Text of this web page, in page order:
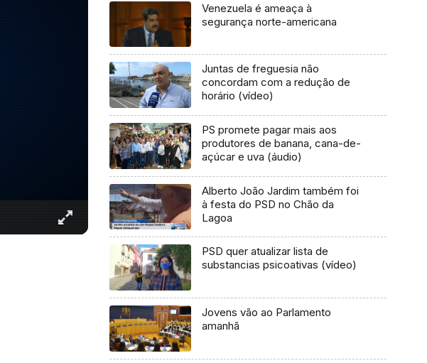
Venezuela é ameaça à
segurança norte-americana
Juntas de freguesia não
concordam com a redução de
horário (vídeo)
PS promete pagar mais aos
produtores de banana, cana-de-
açúcar e uva (áudio)
Alberto João Jardim também foi
à festa do PSD no Chão da
Lagoa
PSD quer atualizar lista de
substancias psicoativas (vídeo)
Jovens vão ao Parlamento
amanhã